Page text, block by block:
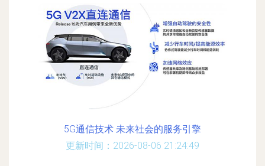
5G通信技术 未来社会的服务引擎
更新时间：2026-08-06 21:24:49